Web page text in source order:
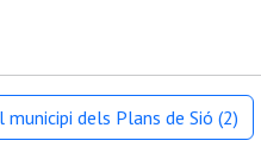
dels Plans de Sió (2)